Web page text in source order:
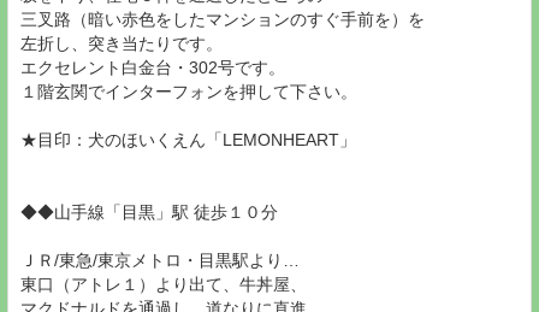
三叉路（暗い赤色をしたマンションのすぐ手前を）を
左折し、突き当たりです。
エクセレント白金台・302号です。
１階玄関でインターフォンを押して下さい。
★目印：犬のほいくえん「LEMONHEART」
◆◆山手線「目黒」駅 徒歩１０分
ＪＲ/東急/東京メトロ・目黒駅より…
東口（アトレ１）より出て、牛丼屋、
マクドナルドを通過し、道なりに直進。